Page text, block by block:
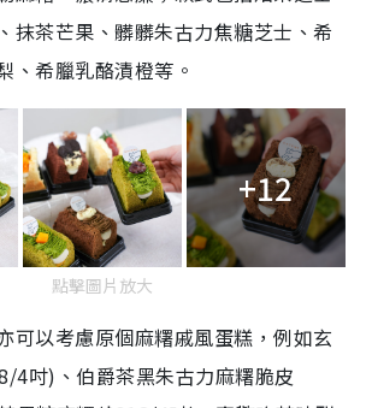
抹茶芒果、髒髒朱古力焦糖芝士、希
、希臘乳酪漬橙等。
+12
點擊圖片放大
可以考慮原個麻糬戚風蛋糕，例如玄
4吋) 、伯爵茶黑朱古力麻糬脆皮